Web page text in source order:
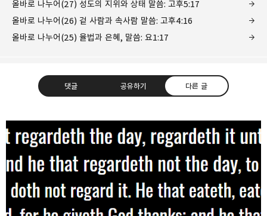
올바로 나누어(27) 성도의 지위와 상태 말씀: 고후5:17
올바로 나누어(26) 겉 사람과 속사람 말씀: 고후4:16
올바로 나누어(25) 율법과 은혜, 말씀: 요1:17
댓글 공유하기 다른 글
❏말씀침례교회 ❏AV1611.net ❏Peter
Yoon
Graceful, Wonderful, Powerful, Inspirational
preaching!!
구독하기 카카오톡 라인 트위터